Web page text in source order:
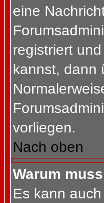
eine
registriert
kannst, dann
vorliegen.
Nach oben
Warum
Es kann